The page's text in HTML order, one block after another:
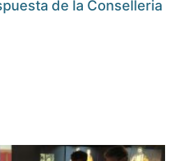
de la Conselleria